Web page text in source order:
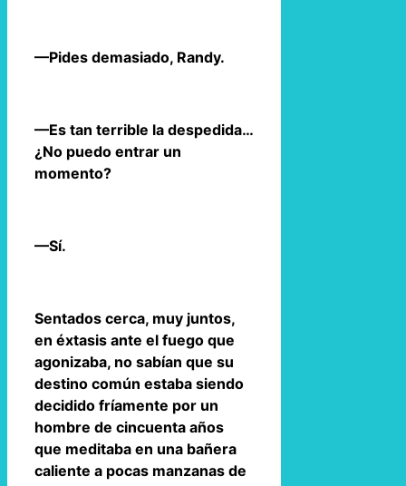
—Pides demasiado, Randy.
—Es tan terrible la despedida…
¿No puedo entrar un
momento?
—Sí.
Sentados cerca, muy juntos,
en éxtasis ante el fuego que
agonizaba, no sabían que su
destino común estaba siendo
decidido fríamente por un
hombre de cincuenta años
que meditaba en una bañera
caliente a pocas manzanas de